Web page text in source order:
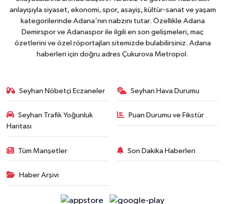
anlayışıyla siyaset, ekonomi, spor, asayiş, kültür-sanat ve yaşam
kategorilerinde Adana'nın nabzını tutar. Özellikle Adana
Demirspor ve Adanaspor ile ilgili en son gelişmeleri, maç
özetlerini ve özel röportajları sitemizde bulabilirsiniz. Adana
haberleri için doğru adres Çukurova Metropol.
Seyhan Nöbetçi Eczaneler Seyhan Hava Durumu
Seyhan Trafik Yoğunluk
Haritası
Puan Durumu ve Fikstür
Tüm Manşetler Son Dakika Haberleri
Haber Arşivi